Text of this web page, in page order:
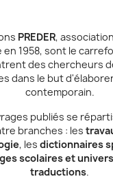
PREDER,
en 1958, sont le
des chercheurs
dans le but
contemporain.
publiés se
branches : les
, les dictionnaires
scolaires et
traductions.